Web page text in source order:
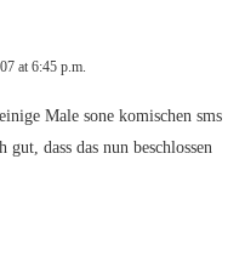
at 6:45 p.m.
Male sone komischen sms
dass das nun beschlossen